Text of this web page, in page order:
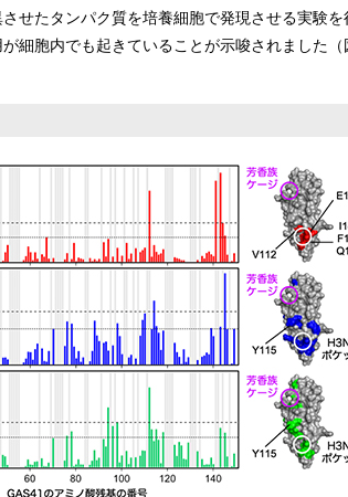
せたタンパク質を培養細胞で発現させる実験
細胞内でも起きていることが示唆されました（